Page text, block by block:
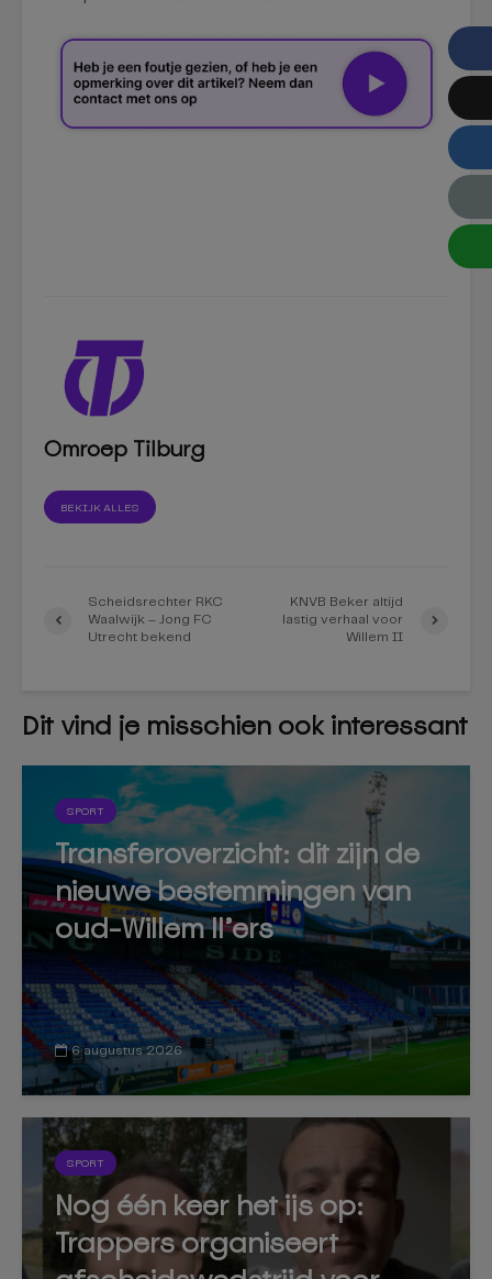
Omroep Tilburg
BEKIJK ALLES
Scheidsrechter RKC
Waalwijk – Jong FC
Utrecht bekend
KNVB Beker altijd
lastig verhaal voor
Willem II
Dit vind je misschien ook interessant
SPORT
Transferoverzicht: dit zijn de
nieuwe bestemmingen van
oud-Willem II’ers
6 augustus 2026
SPORT
Nog één keer het ijs op:
Trappers organiseert